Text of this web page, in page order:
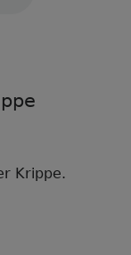
Krippe.